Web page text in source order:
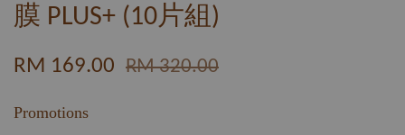
膜 PLUS+ (10片組)
RM 169.00 RM 320.00
Promotions